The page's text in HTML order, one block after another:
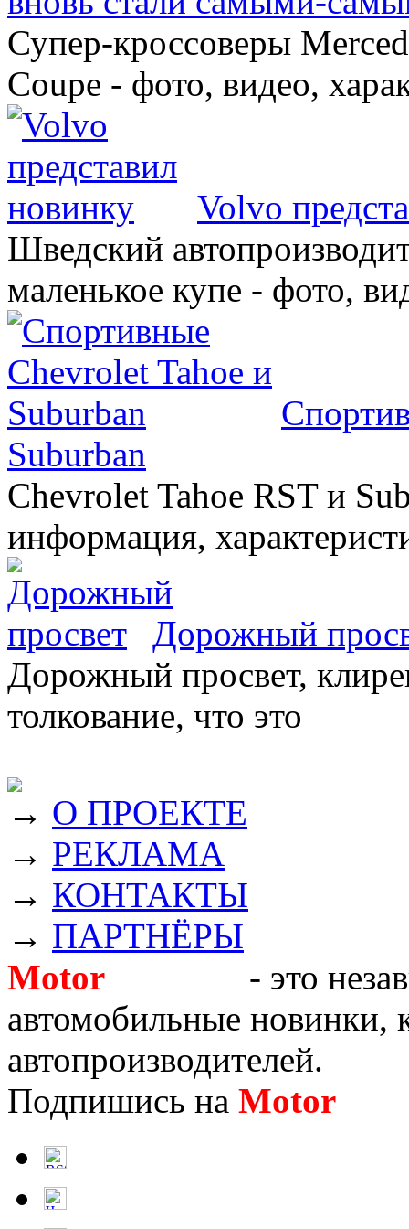
Супер-кроссоверы
Coupe - фото, видео,
Volvo
Шведский
маленькое купе - фото,
Suburban
Chevrolet Tahoe RST и
информация,
Дорожный
Дорожный просвет,
толкование, что это
→ О ПРОЕКТЕ
→ РЕКЛАМА
→ КОНТАКТЫ
→ ПАРТНЁРЫ
Motor
- это
автомобильные новинки,
автопроизводителей.
Подпишись на Motor